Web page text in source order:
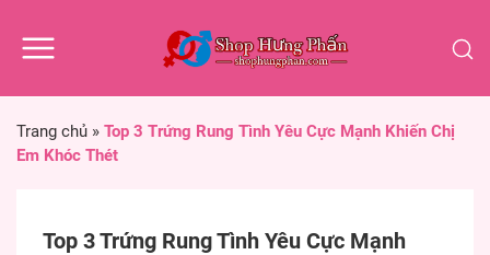
Trang chủ » Top 3 Trứng Rung Tình Yêu Cực Mạnh Khiến Chị
Em Khóc Thét
Top 3 Trứng Rung Tình Yêu Cực Mạnh